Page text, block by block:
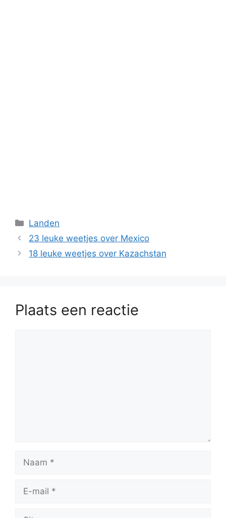
Categorieën
Landen
23 leuke weetjes over Mexico
18 leuke weetjes over Kazachstan
Plaats een reactie
mail